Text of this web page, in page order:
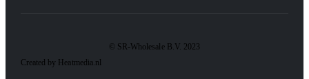
© SR-Wholesale B.V. 2023
Created by Heatmedia.nl